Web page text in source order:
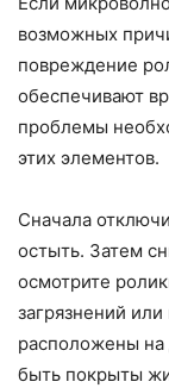
возможных
повреждение
обеспечивают
проблемы
этих элементов.
Сначала
остыть. Затем
осмотрите
загрязнений
расположены
быть покрыты